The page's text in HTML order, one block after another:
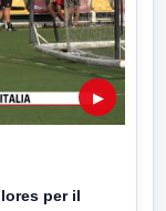
▶
per il